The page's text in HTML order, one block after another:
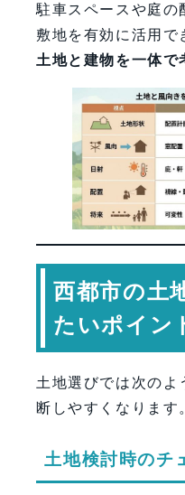
駐車スペースや庭の
敷地を有効に活用で
土地と建物を一体で
西都市の土
たいポイン
土地選びでは次のよ
断しやすくなります
土地検討時のチ